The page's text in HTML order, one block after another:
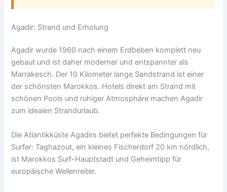
Agadir: Strand und Erholung
Agadir wurde 1960 nach einem Erdbeben komplett neu
gebaut und ist daher moderner und entspannter als
Marrakesch. Der 10 Kilometer lange Sandstrand ist einer
der schönsten Marokkos. Hotels direkt am Strand mit
schönen Pools und ruhiger Atmosphäre machen Agadir
zum idealen Strandurlaub.
Die Atlantikküste Agadirs bietet perfekte Bedingungen für
Surfer: Taghazout, ein kleines Fischerdorf 20 km nördlich,
ist Marokkos Surf-Hauptstadt und Geheimtipp für
europäische Wellenreiter.